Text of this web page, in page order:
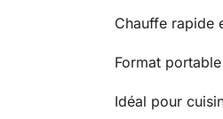
Chauffe rapide
Format
Idéal pour